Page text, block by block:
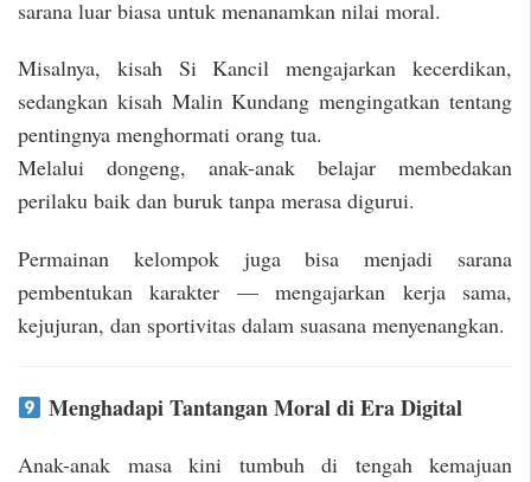
sarana luar biasa untuk menanamkan nilai moral.
Misalnya, kisah Si Kancil mengajarkan kecerdikan,
sedangkan kisah Malin Kundang mengingatkan tentang
pentingnya menghormati orang tua.
Melalui dongeng, anak-anak belajar membedakan
perilaku baik dan buruk tanpa merasa digurui.
Permainan kelompok juga bisa menjadi sarana
pembentukan karakter — mengajarkan kerja sama,
kejujuran, dan sportivitas dalam suasana menyenangkan.
Menghadapi Tantangan Moral di Era Digital
Anak-anak masa kini tumbuh di tengah kemajuan